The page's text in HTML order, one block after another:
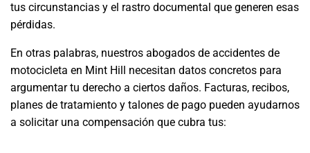
tus circunstancias y el rastro documental que generen esas
pérdidas.
En otras palabras, nuestros abogados de accidentes de
motocicleta en Mint Hill necesitan datos concretos para
argumentar tu derecho a ciertos daños. Facturas, recibos,
planes de tratamiento y talones de pago pueden ayudarnos
a solicitar una compensación que cubra tus: